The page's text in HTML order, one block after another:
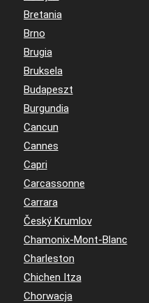
Bretania
Brno
Brugia
Bruksela
Budapeszt
Burgundia
Cancun
Cannes
Capri
Carcassonne
Carrara
Český Krumlov
Chamonix-Mont-Blanc
Charleston
Chichen Itza
Chorwacja